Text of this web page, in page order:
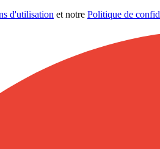
d'utilisation et notre Politique de